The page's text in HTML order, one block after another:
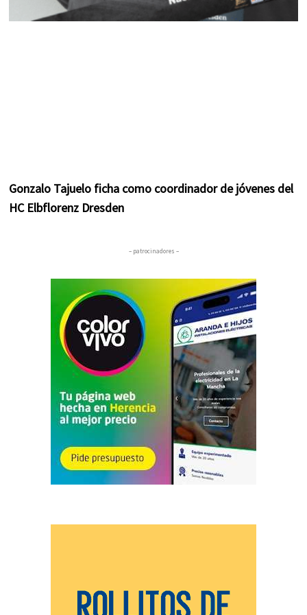
Gonzalo Tajuelo ficha como coordinador de jóvenes del
HC Elbflorenz Dresden
– patrocinadores –